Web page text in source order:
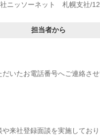
ニッソーネット 札幌支社/
担当者から
だいたお電話番号へご連絡さ
来社登録面談を実施しており